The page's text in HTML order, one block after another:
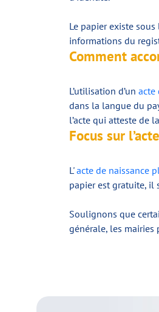
Le papier existe
informations du
Comment
L’utilisation d’un acte
dans la langue du
l’acte qui atteste de
Focus sur
L'acte de naissance
papier est gratuite, il
Soulignons que
générale, les